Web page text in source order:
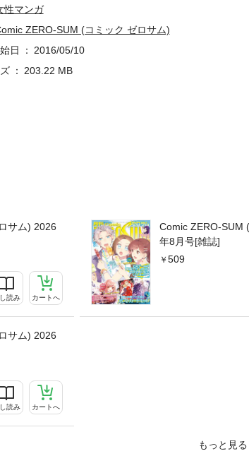
サム) 2026
読み カートへ
Comic ZERO-SUM
年8月号[雑誌]
509
サム) 2026
読み カートへ
もっと見る
シオン」(蓮見ナツメ)/「ストレンジ・プラス」(美川
子高校生のかくシごと」(木与瀬ゆら 原作：高里椎奈
書籍の表紙・目次・広告・情報・価格は、紙で発行し
募者全員サービス・プレゼント・アンケート等への応
性マンガ
ZERO-SUM (コミック ゼロサム)
日
2016/05/10
203.22 MB